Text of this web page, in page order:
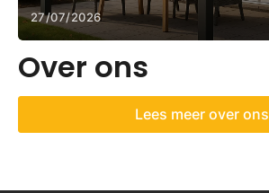
27/07/2026
Over ons
Lees meer over ons